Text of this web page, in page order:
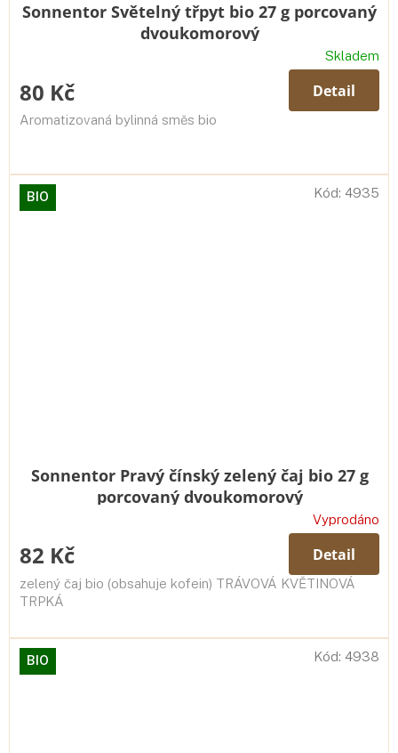
Sonnentor Světelný třpyt bio 27 g porcovaný
dvoukomorový
Skladem
80 Kč Detail
Aromatizovaná bylinná směs bio
BIO
Sonnentor Pravý čínský zelený čaj bio 27 g
porcovaný dvoukomorový
Vyprodáno
82 Kč Detail
zelený čaj bio (obsahuje kofein) TRÁVOVÁ KVĚTINOVÁ
TRPKÁ
Kód: 4935
BIO Kód: 4938